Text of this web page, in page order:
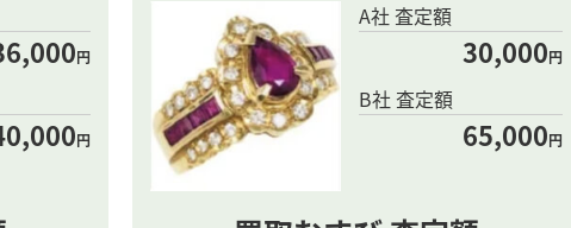
円
円
A社 査定額
30,000円
B社 査定額
65,000円